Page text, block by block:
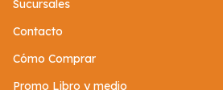
Sucursales
Contacto
Cómo Comprar
Promo Libro y medio